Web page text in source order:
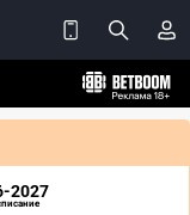
2027